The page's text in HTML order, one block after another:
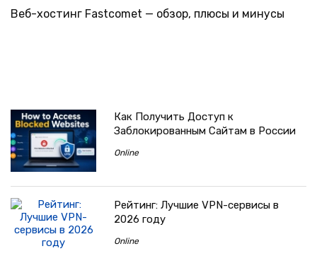
Веб-хостинг Fastcomet — обзор, плюсы и минусы
Как Получить Доступ к
Заблокированным Сайтам в России
Online
Рейтинг: Лучшие VPN-сервисы в
2026 году
Online